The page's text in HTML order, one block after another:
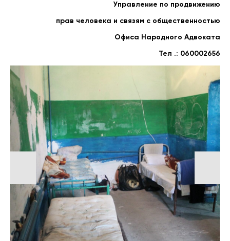
Управление по продвижению
прав человека и связям с общественностью
Офиса Народного Адвоката
Тел .: 060002656